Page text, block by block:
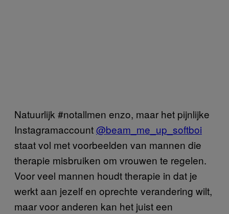
Natuurlijk #notallmen enzo, maar het pijnlijke
Instagramaccount@beam_me_up_softboi
staat vol met voorbeelden van mannen die
therapie misbruiken om vrouwen te regelen.
Voor veel mannen houdt therapie in dat je
werkt aan jezelf en oprechte verandering wilt,
maar voor anderen kan het juist een